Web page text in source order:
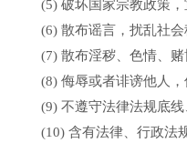
(5) 破坏国家宗教政策，
(6) 散布谣言，扰乱社会
(7) 散布淫秽、色情、赌
(8) 侮辱或者诽谤他人，
(9) 不遵守法律法规底线
(10) 含有法律、行政法